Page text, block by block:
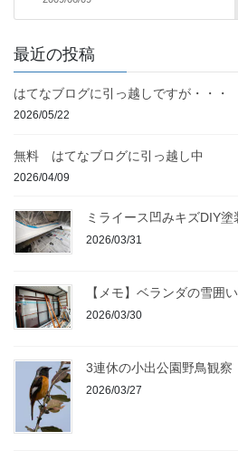
最近の投稿
はてなブログに引っ越しですが・・・
2026/05/22
無料 はてなブログに引っ越し中
2026/04/09
ミライース凹みキズDIY塗
2026/03/31
【メモ】ベランダの雪囲
2026/03/30
3連休の小出公園野鳥観察
2026/03/27